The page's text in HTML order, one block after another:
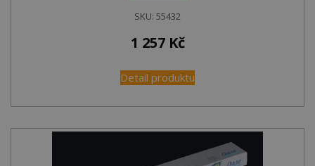
SKU: 55432
1 257 Kč
Detail produktu